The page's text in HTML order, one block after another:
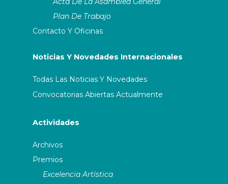
Teatro Infantil de Haifa
ASSITEJ Cuba
ASSITEJ Estonia
ASSITEJ Finland (Suomen
ASSITEJ France (Scènes
d’enfance)
Plan De Trabajo
Contacto Y Oficinas
Noticias Y Novedades Internacionales
Todas Las Noticias Y Novedades
Convocatorias Abiertas Actualmente
Actividades
Archivos
Premios
Excelencia Artística